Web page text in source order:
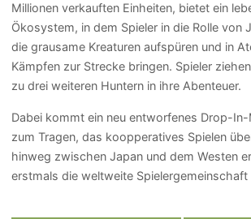
Millionen verkauften Einheiten, bietet ein
Ökosystem, in dem Spieler in die Rolle von
die grausame Kreaturen aufspüren und in
Kämpfen zur Strecke bringen. Spieler
zu drei weiteren Huntern in ihre Abenteuer.
Dabei kommt ein neu entworfenes Drop-
zum Tragen, das koopperatives Spielen
hinweg zwischen Japan und dem Westen
erstmals die weltweite Spielergemeinschaft